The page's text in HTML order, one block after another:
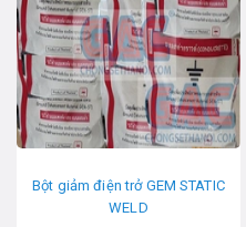
Bột giảm điện trở GEM STATIC
WELD